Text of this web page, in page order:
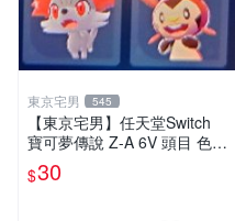
東京宅男 545
【東京宅男】任天堂Switch
寶可夢傳說 Z-A 6V 頭目 色違
XY版御三家 一隻30元
$30